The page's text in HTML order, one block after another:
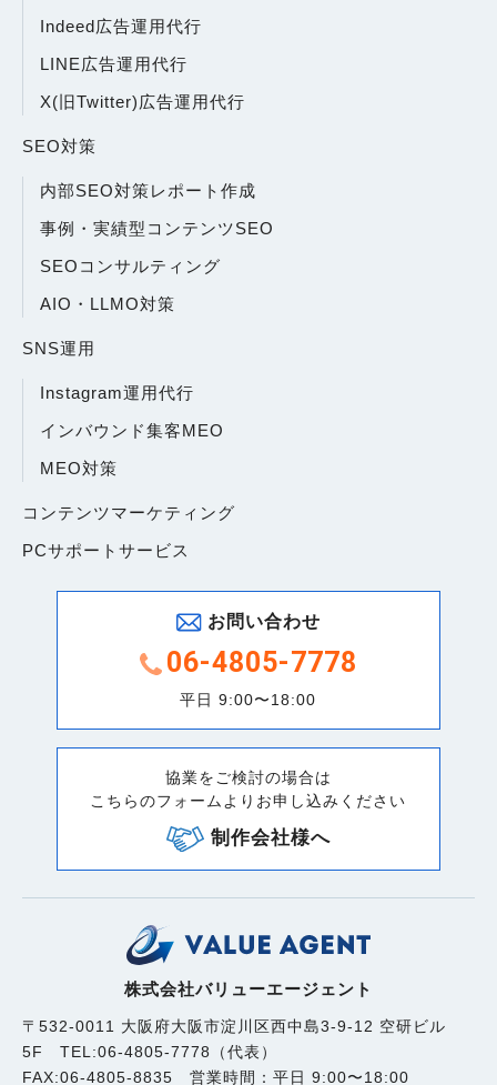
Indeed広告運用代行
LINE広告運用代行
X(旧Twitter)広告運用代行
SEO対策
内部SEO対策レポート作成
事例・実績型コンテンツSEO
SEOコンサルティング
AIO・LLMO対策
SNS運用
Instagram運用代行
インバウンド集客MEO
MEO対策
コンテンツマーケティング
PCサポートサービス
お問い合わせ
06-4805-7778
平日 9:00〜18:00
協業をご検討の場合は
こちらのフォームよりお申し込みください
制作会社様へ
株式会社バリューエージェント
〒532-0011 大阪府大阪市淀川区西中島3-9-12 空研ビル
5F TEL:06-4805-7778（代表）
FAX:06-4805-8835 営業時間：平日 9:00〜18:00